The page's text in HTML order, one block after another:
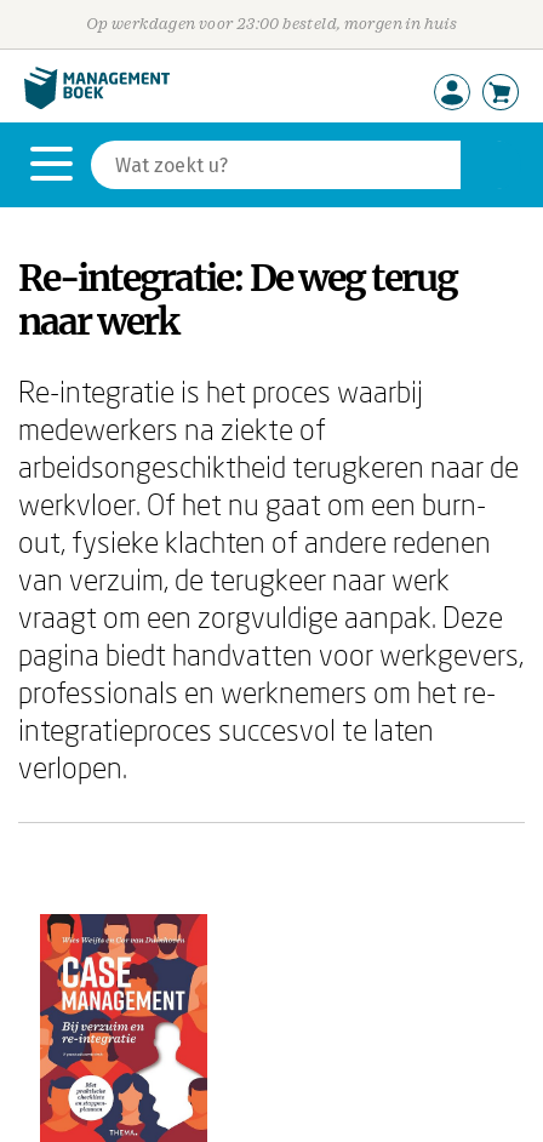
Op werkdagen voor 23:00 besteld, morgen in huis
Re-integratie: De weg terug
naar werk
Re-integratie is het proces waarbij
medewerkers na ziekte of
arbeidsongeschiktheid terugkeren naar de
werkvloer. Of het nu gaat om een burn-
out, fysieke klachten of andere redenen
van verzuim, de terugkeer naar werk
vraagt om een zorgvuldige aanpak. Deze
pagina biedt handvatten voor werkgevers,
professionals en werknemers om het re-
integratieproces succesvol te laten
verlopen.